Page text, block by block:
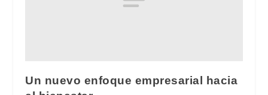
Un nuevo enfoque empresarial hacia